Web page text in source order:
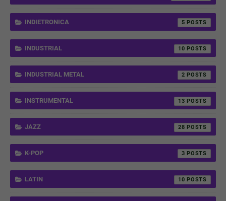
INDIETRONICA 5
INDUSTRIAL 10
INDUSTRIAL METAL 2
INSTRUMENTAL 13
JAZZ 28
K-POP 3
LATIN 10